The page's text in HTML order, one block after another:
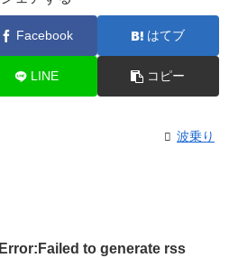
Facebook はてブ
LINE コピー
波乗り
Error:Failed to generate rss